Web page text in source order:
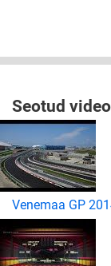
Seotud
Venemaa GP